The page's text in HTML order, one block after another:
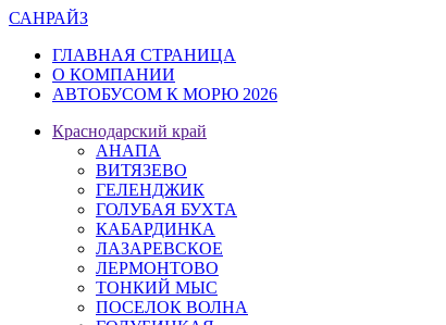
САНРАЙЗ
ГЛАВНАЯ СТРАНИЦА
О КОМПАНИИ
АВТОБУСОМ К МОРЮ 2026
Краснодарский край
АНАПА
ВИТЯЗЕВО
ГЕЛЕНДЖИК
ГОЛУБАЯ БУХТА
КАБАРДИНКА
ЛАЗАРЕВСКОЕ
ЛЕРМОНТОВО
ТОНКИЙ МЫС
ПОСЕЛОК ВОЛНА